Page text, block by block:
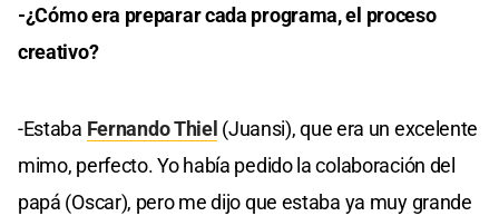
-¿Cómo era preparar cada programa, el proceso
creativo?
-Estaba Fernando Thiel (Juansi), que era un excelente
mimo, perfecto. Yo había pedido la colaboración del
papá (Oscar), pero me dijo que estaba ya muy grande